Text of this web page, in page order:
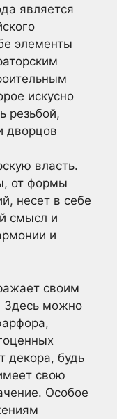
является
элементы
искусно
резьбой,
дворцов
власть.
от формы
несет в себе
смысл и
и
своим
Здесь можно
декора, будь
свою
Особое